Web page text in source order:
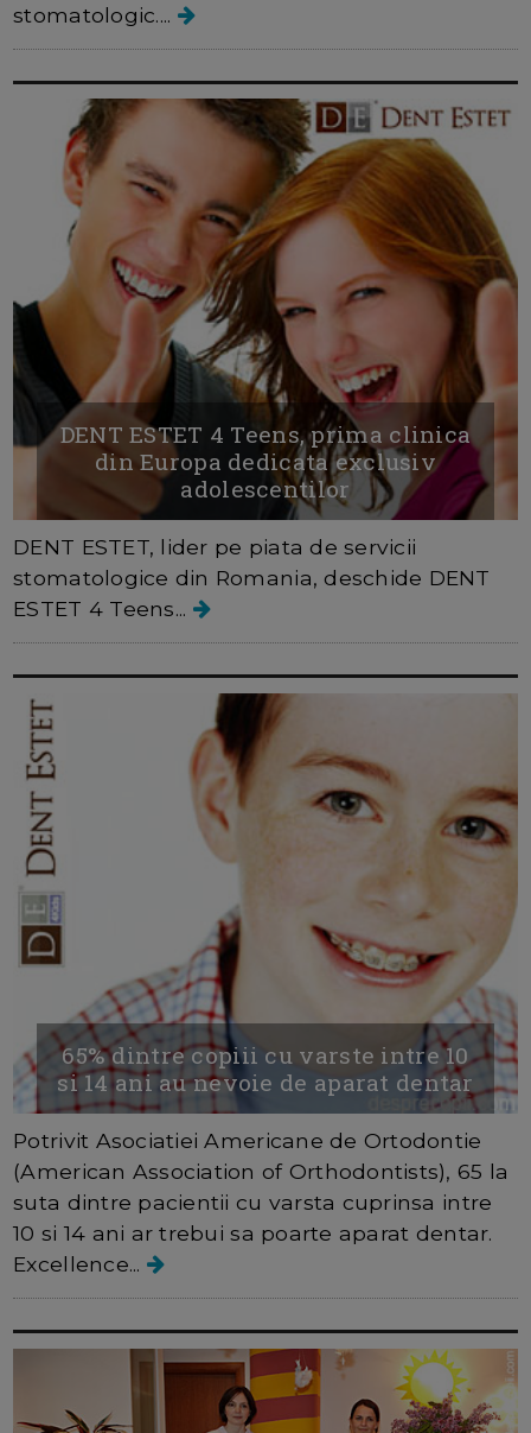
stomatologic....
DENT ESTET 4 Teens, prima clinica
din Europa dedicata exclusiv
adolescentilor
DENT ESTET, lider pe piata de servicii
stomatologice din Romania, deschide DENT
ESTET 4 Teens...
65% dintre copiii cu varste intre 10
si 14 ani au nevoie de aparat dentar
Potrivit Asociatiei Americane de Ortodontie
(American Association of Orthodontists), 65 la
suta dintre pacientii cu varsta cuprinsa intre
10 si 14 ani ar trebui sa poarte aparat dentar.
Excellence...